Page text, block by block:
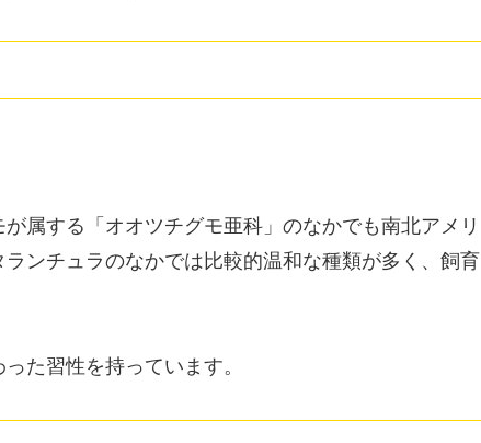
属する「オオツチグモ亜科」のなかでも南北アメリ
ンチュラのなかでは比較的温和な種類が多く、飼育
た習性を持っています。